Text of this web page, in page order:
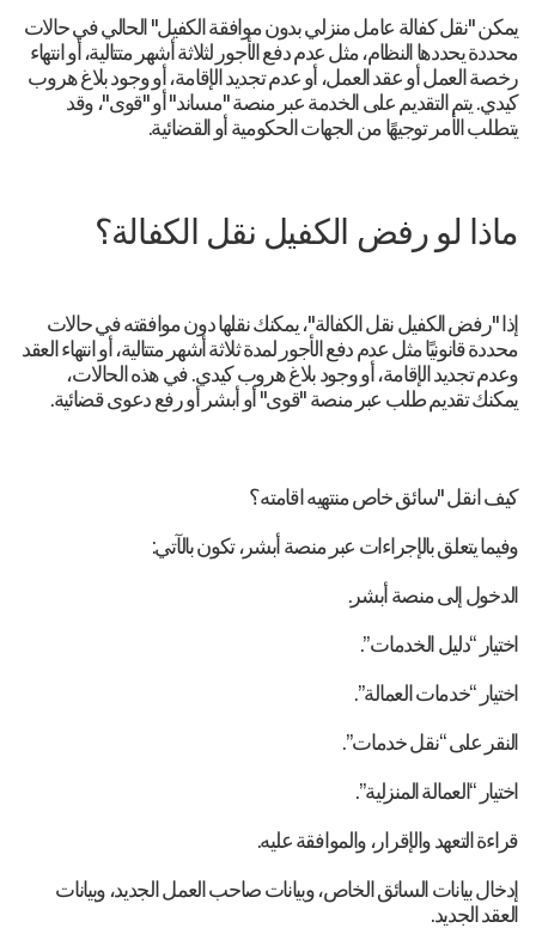
يمكن "نقل كفالة عامل منزلي بدون موافقة الكفيل" الحالي في حالات
محددة يحددها النظام، مثل عدم دفع الأجور لثلاثة أشهر متتالية، أو انتهاء
رخصة العمل أو عقد العمل، أو عدم تجديد الإقامة، أو وجود بلاغ هروب
كيدي. يتم التقديم على الخدمة عبر منصة "مساند" أو "قوى"، وقد
يتطلب الأمر توجيهًا من الجهات الحكومية أو القضائية.
ماذا لو رفض الكفيل نقل الكفالة؟
إذا "رفض الكفيل نقل الكفالة"، يمكنك نقلها دون موافقته في حالات
محددة قانونيًا مثل عدم دفع الأجور لمدة ثلاثة أشهر متتالية، أو انتهاء العقد
وعدم تجديد الإقامة، أو وجود بلاغ هروب كيدي. في هذه الحالات،
يمكنك تقديم طلب عبر منصة "قوى" أو أبشر أو رفع دعوى قضائية.
كيف انقل "سائق خاص منتهيه اقامته؟
وفيما يتعلق بالإجراءات عبر منصة أبشر، تكون بالآتي:
الدخول إلى منصة أبشر.
اختيار “دليل الخدمات”.
اختيار “خدمات العمالة”.
النقر على “نقل خدمات”.
اختيار “العمالة المنزلية”.
قراءة التعهد والإقرار، والموافقة عليه.
إدخال بيانات السائق الخاص، وبيانات صاحب العمل الجديد، وبيانات
العقد الجديد.